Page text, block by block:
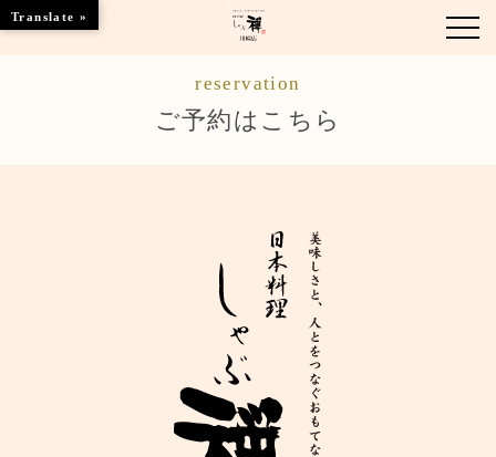
店舗情報
ご優待
ブランドトップ
ご予約はこちら
reservation
ご予約はこちら
Translate »